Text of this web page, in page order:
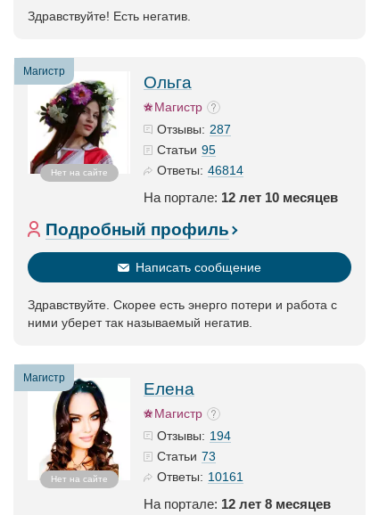
Здравствуйте! Есть негатив.
Магистр
Нет на сайте
Ольга
Магистр
Отзывы: 287
Статьи 95
Ответы: 46814
На портале: 12 лет 10 месяцев
Подробный профиль
Написать сообщение
Здравствуйте. Скорее есть энерго потери и работа с
ними уберет так называемый негатив.
Магистр
Нет на сайте
Елена
Магистр
Отзывы: 194
Статьи 73
Ответы: 10161
На портале: 12 лет 8 месяцев